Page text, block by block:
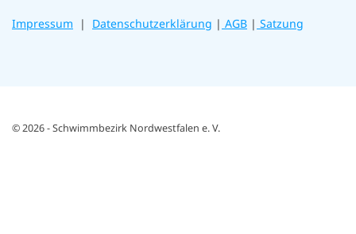
Impressum | Datenschutzerklärung | AGB | Satzung
© 2026 - Schwimmbezirk Nordwestfalen e. V.